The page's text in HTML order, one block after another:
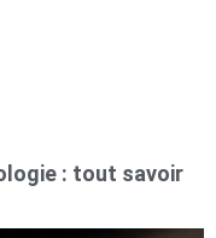
: tout savoir